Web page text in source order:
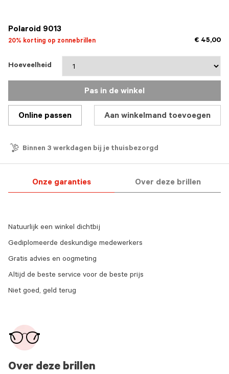
Polaroid 9013
20% korting op zonnebrillen € 45,00
Hoeveelheid
Pas in de winkel
Online passen Aan winkelmand toevoegen
Binnen 3 werkdagen bij je thuisbezorgd
Onze garanties Over deze brillen
Over deze brillen
Natuurlijk een winkel dichtbij
Gediplomeerde deskundige medewerkers
Gratis advies en oogmeting
Altijd de beste service voor de beste prijs
Niet goed, geld terug